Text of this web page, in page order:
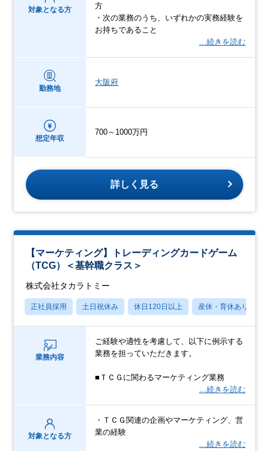
対象となる方
方
・次の業務のうち、いずれかの実務経験を
お持ちであること
…続きを読む
勤務地
大阪府
想定年収
700～1000万円
詳しく見る
【マーケティング】トレーディングカードゲーム
（TCG）＜基幹職クラス＞
株式会社タカラトミー
正社員採用 土日祝休み 休日120日以上 産休・育休あり
業務内容
ご経験や適性を考慮して、以下に例示する
業務を担っていただきます。
■ＴＣＧに関わるマーケティング業務
…続きを読む
対象となる方
・ＴＣＧ関連の企画やマーケティング、営
業の経験
…続きを読む